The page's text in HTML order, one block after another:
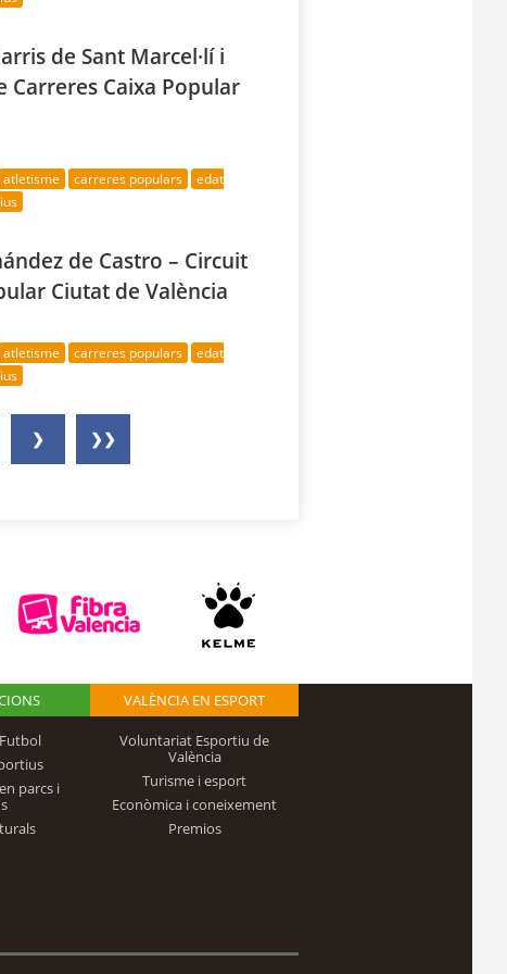
de Sant Marcel·lí i
Carreres Caixa Popular
atletisme carreres populars
edat
de Castro – Circuit
Ciutat de València
atletisme carreres populars
edat
❯ ❯❯
parcs i
VALÈNCIA EN ESPORT
Voluntariat Esportiu de
València
Turisme i esport
Econòmica i coneixement
Premios